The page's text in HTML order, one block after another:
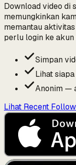
Download video di
memungkinkan
memantau
perlu login ke akun
Simpan
Lihat
Anonim —
Lihat Recent Follow